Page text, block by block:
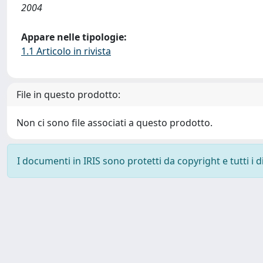
2004
Appare nelle tipologie:
1.1 Articolo in rivista
File in questo prodotto:
Non ci sono file associati a questo prodotto.
I documenti in IRIS sono protetti da copyright e tutti i